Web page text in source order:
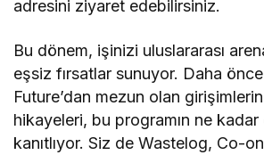
adresini ziyaret edebilirsiniz.
Bu dönem, işinizi uluslararası
eşsiz fırsatlar sunuyor. Daha
Future’dan mezun olan
hikayeleri, bu programın ne
kanıtlıyor. Siz de Wastelog, Co-